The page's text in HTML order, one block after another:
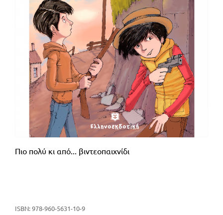
Πιο πολύ κι από... βιντεοπαιχνίδι
ISBN: 978-960-5631-10-9